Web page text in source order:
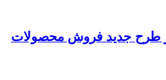
طرح جدید فروش محصولات